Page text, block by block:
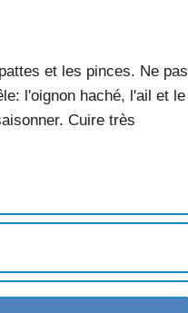
et les pinces. Ne pas
l'oignon haché, l'ail et le
Cuire très